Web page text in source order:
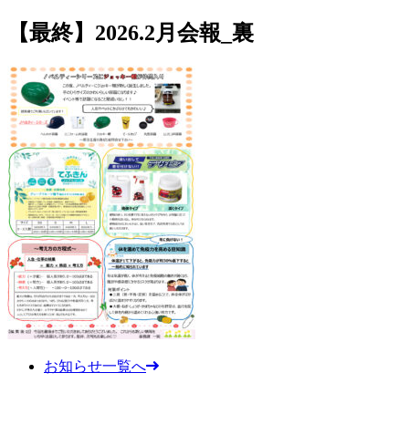
【最終】2026.2月会報_裏
お知らせ一覧へ